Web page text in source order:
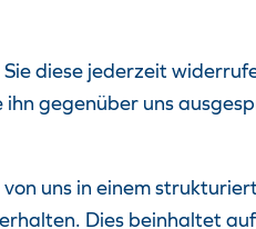
diese jederzeit
gegenüber uns
uns in einem
Dies beinhaltet